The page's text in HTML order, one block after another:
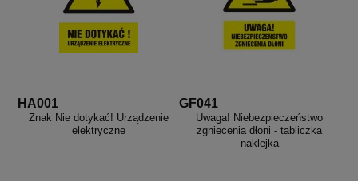
HA001
Znak Nie dotykać! Urządzenie
elektryczne
GF041
Uwaga! Niebezpieczeństwo
zgniecenia dłoni - tabliczka
naklejka